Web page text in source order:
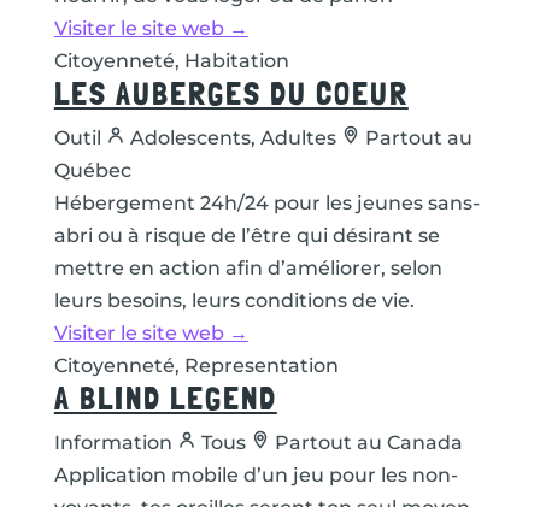
Visiter le site web →
Citoyenneté, Habitation
LES AUBERGES DU COEUR
Outil Adolescents, Adultes
Partout au
Québec
Hébergement 24h/24 pour les jeunes sans-
abri ou à risque de l’être qui désirant se
mettre en action afin d’améliorer, selon
leurs besoins, leurs conditions de vie.
Visiter le site web →
Citoyenneté, Representation
A BLIND LEGEND
Information Tous
Partout au Canada
Application mobile d’un jeu pour les non-